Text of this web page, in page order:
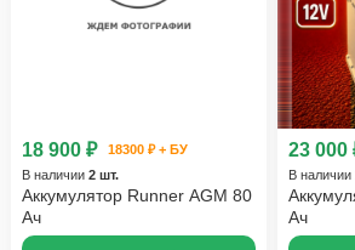
18 900 ₽
18300 ₽ + БУ
В наличии 2 шт.
Аккумулятор Runner AGM 80
Ач
23 000
В наличии
Ач